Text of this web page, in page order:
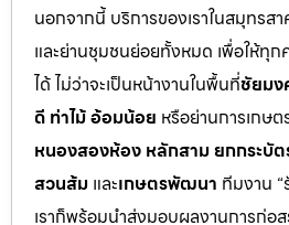
นอกจากนี้ บริการของเราในสมุทรส
และย่านชุมชนย่อยทั้งหมด เพื่อให้ทุ
ได้ ไม่ว่าจะเป็นหน้างานในพื้นที่ชัยมง
ดี ท่าไม้ อ้อมน้อย หรือย่านการเกษ
หนองสองห้อง หลักสาม ยกกระบัต
สวนส้ม และเกษตรพัฒนา ทีมงาน “
เราก็พร้อมนำส่งมอบผลงานการก่อ